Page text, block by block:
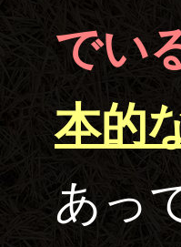
でい
本的
あっ